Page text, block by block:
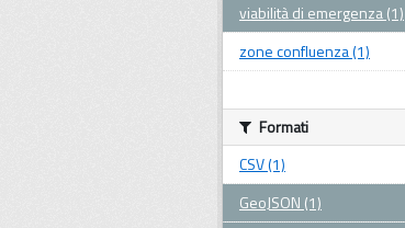
viabilità di emergenza (1)
zone confluenza (1)
Formati
CSV (1)
GeoJSON (1)